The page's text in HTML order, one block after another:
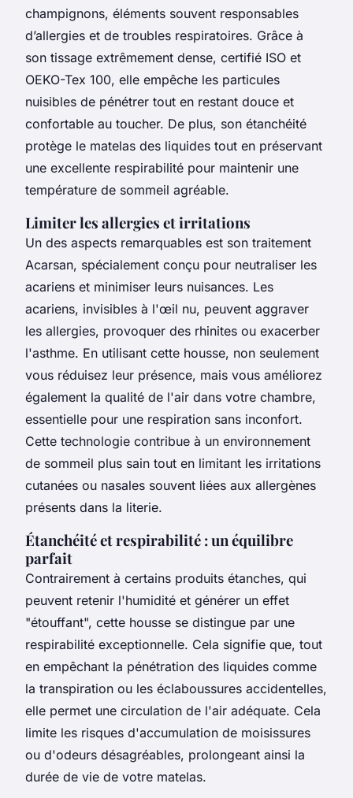
champignons, éléments souvent responsables
d’allergies et de troubles respiratoires. Grâce à
son tissage extrêmement dense, certifié ISO et
OEKO-Tex 100, elle empêche les particules
nuisibles de pénétrer tout en restant douce et
confortable au toucher. De plus, son étanchéité
protège le matelas des liquides tout en préservant
une excellente respirabilité pour maintenir une
température de sommeil agréable.
Limiter les allergies et irritations
Un des aspects remarquables est son traitement
Acarsan, spécialement conçu pour neutraliser les
acariens et minimiser leurs nuisances. Les
acariens, invisibles à l'œil nu, peuvent aggraver
les allergies, provoquer des rhinites ou exacerber
l'asthme. En utilisant cette housse, non seulement
vous réduisez leur présence, mais vous améliorez
également la qualité de l'air dans votre chambre,
essentielle pour une respiration sans inconfort.
Cette technologie contribue à un environnement
de sommeil plus sain tout en limitant les irritations
cutanées ou nasales souvent liées aux allergènes
présents dans la literie.
Étanchéité et respirabilité : un équilibre
parfait
Contrairement à certains produits étanches, qui
peuvent retenir l'humidité et générer un effet
"étouffant", cette housse se distingue par une
respirabilité exceptionnelle. Cela signifie que, tout
en empêchant la pénétration des liquides comme
la transpiration ou les éclaboussures accidentelles,
elle permet une circulation de l'air adéquate. Cela
limite les risques d'accumulation de moisissures
ou d'odeurs désagréables, prolongeant ainsi la
durée de vie de votre matelas.